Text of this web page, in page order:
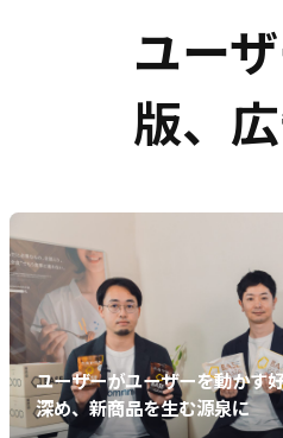
ユー
版、
ユーザーがユーザーを動かす
深め、新商品を生む源泉に